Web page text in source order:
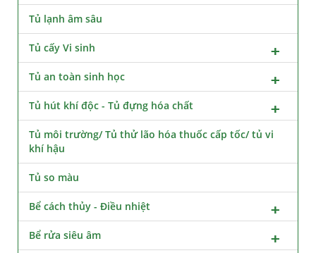
Tủ lạnh âm sâu
Tủ cấy Vi sinh
Tủ an toàn sinh học
Tủ hút khí độc - Tủ đựng hóa chất
Tủ môi trường/ Tủ thử lão hóa thuốc cấp tốc/ tủ vi
khí hậu
Tủ so màu
Bể cách thủy - Điều nhiệt
Bể rửa siêu âm